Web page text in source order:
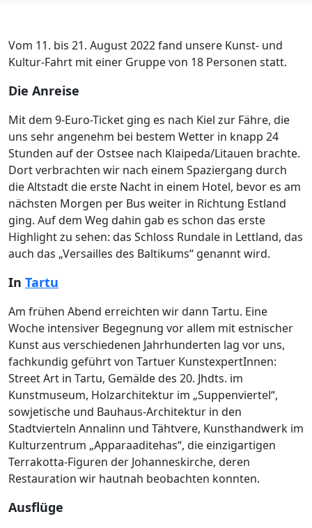
Vom 11. bis 21. August 2022 fand unsere Kunst- und
Kultur-Fahrt mit einer Gruppe von 18 Personen statt.
Die Anreise
Mit dem 9-Euro-Ticket ging es nach Kiel zur Fähre, die
uns sehr angenehm bei bestem Wetter in knapp 24
Stunden auf der Ostsee nach Klaipeda/Litauen brachte.
Dort verbrachten wir nach einem Spaziergang durch
die Altstadt die erste Nacht in einem Hotel, bevor es am
nächsten Morgen per Bus weiter in Richtung Estland
ging. Auf dem Weg dahin gab es schon das erste
Highlight zu sehen: das Schloss Rundale in Lettland, das
auch das „Versailles des Baltikums“ genannt wird.
In Tartu
Am frühen Abend erreichten wir dann Tartu. Eine
Woche intensiver Begegnung vor allem mit estnischer
Kunst aus verschiedenen Jahrhunderten lag vor uns,
fachkundig geführt von Tartuer KunstexpertInnen:
Street Art in Tartu, Gemälde des 20. Jhdts. im
Kunstmuseum, Holzarchitektur im „Suppenviertel“,
sowjetische und Bauhaus-Architektur in den
Stadtvierteln Annalinn und Tähtvere, Kunsthandwerk im
Kulturzentrum „Apparaaditehas“, die einzigartigen
Terrakotta-Figuren der Johanneskirche, deren
Restauration wir hautnah beobachten konnten.
Ausflüge